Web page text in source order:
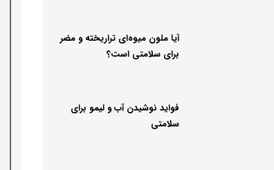
آیا ملون میوه‌ای تراریخته و مضر
برای سلامتی است؟
فواید نوشیدن آب و لیمو برای
سلامتی